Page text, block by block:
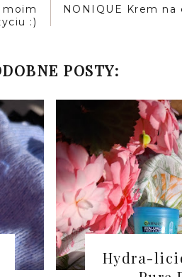
moim
:)
NONIQUE Krem
POSTY:
Hydra-